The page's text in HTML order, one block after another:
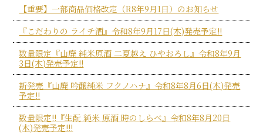
【重要】一部商品価格改定（R8年9月1日）のお知らせ
『こだわりの ライチ酒』令和8年9月17日(木)発売予定!!
数量限定『山廃 純米原酒 二夏越え ひやおろし』令和8年9月
3日(木)発売予定!!
新発売『山廃 吟醸純米 フクノハナ』令和8年8月6日(木)発売
予定!!
数量限定!!『生酛 純米 原酒 時のしらべ』令和8年8月20日
(木)発売予定!!!